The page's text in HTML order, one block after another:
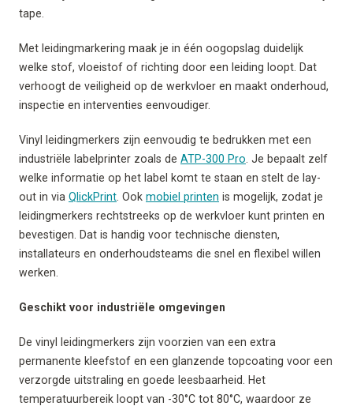
tape.
Met leidingmarkering maak je in één oogopslag duidelijk
welke stof, vloeistof of richting door een leiding loopt. Dat
verhoogt de veiligheid op de werkvloer en maakt onderhoud,
inspectie en interventies eenvoudiger.
Vinyl leidingmerkers zijn eenvoudig te bedrukken met een
industriële labelprinter zoals de ATP-300 Pro . Je bepaalt zelf
welke informatie op het label komt te staan en stelt de lay-
out in via QlickPrint . Ook mobiel printen is mogelijk, zodat je
leidingmerkers rechtstreeks op de werkvloer kunt printen en
bevestigen. Dat is handig voor technische diensten,
installateurs en onderhoudsteams die snel en flexibel willen
werken.
Geschikt voor industriële omgevingen
De vinyl leidingmerkers zijn voorzien van een extra
permanente kleefstof en een glanzende topcoating voor een
verzorgde uitstraling en goede leesbaarheid. Het
temperatuurbereik loopt van -30°C tot 80°C, waardoor ze